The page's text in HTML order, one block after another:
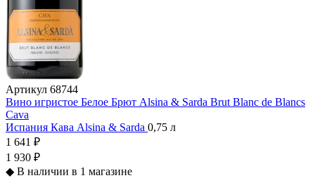
Артикул 68744
Вино игристое Белое Брют Alsina & Sarda Brut Blanc de Blancs
Cava
Испания Кава Alsina & Sarda 0,75 л
1 641 ₽
1 930 ₽
◆ В наличии в 1 магазине